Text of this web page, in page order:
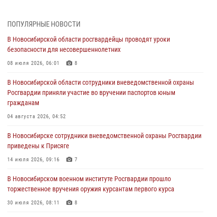
При силовой поддержке бойцов ОМОН и СОБР Росгвардии
пресечена деятельность группы лиц, причастных к мошенничеству
29 июля 2026, 05:19
В Новосибирске сотрудниками вневедомственной охраны
Росгвардии задержан гражданин, находящийся в розыске
В Новосибирске военнослужащие отряда спецназа «Ермак»
Росгвардии провели занятия по беспарашютному десантированию
В Новосибирске военнослужащие Росгвардии почтили память детей
– жертв войны в Донбассе
ПОПУЛЯРНЫЕ НОВОСТИ
В Новосибирской области росгвардейцы проводят уроки
безопасности для несовершеннолетних
08 июля 2026, 06:01 8
В Новосибирской области сотрудники вневедомственной охраны
Росгвардии приняли участие во вручении паспортов юным
гражданам
04 августа 2026, 04:52
В Новосибирске сотрудники вневедомственной охраны Росгвардии
приведены к Присяге
14 июля 2026, 09:16 7
В Новосибирском военном институте Росгвардии прошло
торжественное вручения оружия курсантам первого курса
30 июля 2026, 08:11 8